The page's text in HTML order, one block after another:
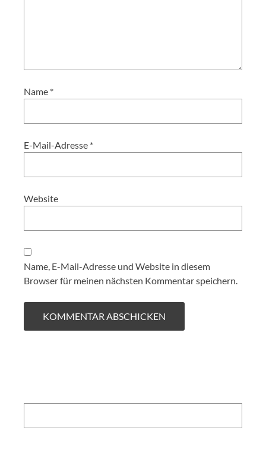
Name *
E-Mail-Adresse *
Website
Name, E-Mail-Adresse und Website in diesem
Browser für meinen nächsten Kommentar speichern.